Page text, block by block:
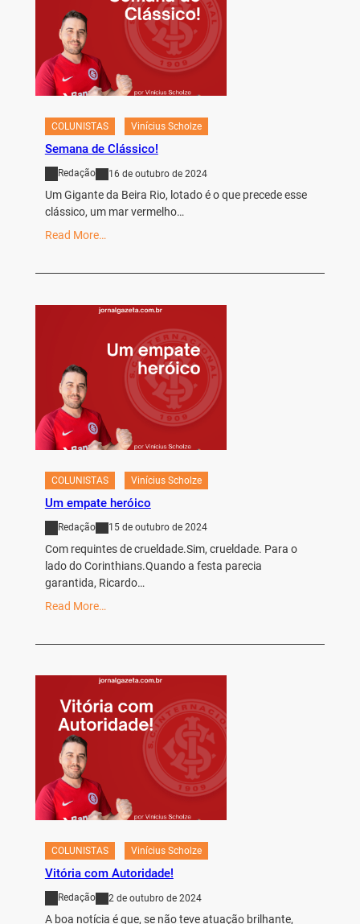
COLUNISTAS Vinícius Scholze
Semana de Clássico!
Redação 16 de outubro de 2024
Um Gigante da Beira Rio, lotado é o que precede esse
clássico, um mar vermelho…
Read More…
COLUNISTAS Vinícius Scholze
Um empate heróico
Redação 15 de outubro de 2024
Com requintes de crueldade.Sim, crueldade. Para o
lado do Corinthians.Quando a festa parecia
garantida, Ricardo…
Read More…
COLUNISTAS Vinícius Scholze
Vitória com Autoridade!
Redação 2 de outubro de 2024
A boa notícia é que, se não teve atuação brilhante,